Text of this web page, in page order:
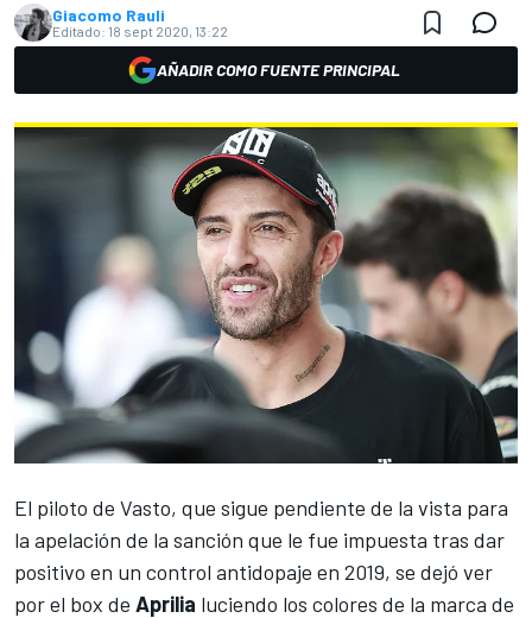
Giacomo Rauli
Editado: 18 sept 2020, 13:22
AÑADIR COMO FUENTE PRINCIPAL
El piloto de Vasto, que sigue pendiente de la vista para
la apelación de la sanción que le fue impuesta tras dar
positivo en un control antidopaje en 2019, se dejó ver
por el box de Aprilia luciendo los colores de la marca de